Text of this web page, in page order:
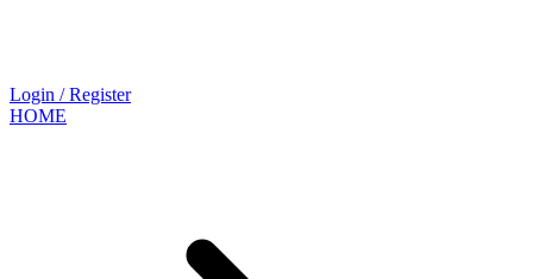
Login / Register
HOME